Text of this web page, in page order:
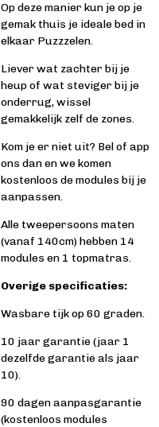
Op deze manier kun je op je
gemak thuis je ideale bed in
elkaar Puzzzelen.
Liever wat zachter bij je
heup of wat steviger bij je
onderrug, wissel
gemakkelijk zelf de zones.
Kom je er niet uit? Bel of app
ons dan en we komen
kostenloos de modules bij je
aanpassen.
Alle tweepersoons maten
(vanaf 140cm) hebben 14
modules en 1 topmatras.
Overige specificaties:
Wasbare tijk op 60 graden.
10 jaar garantie (jaar 1
dezelfde garantie als jaar
10).
90 dagen aanpasgarantie
(kostenloos modules